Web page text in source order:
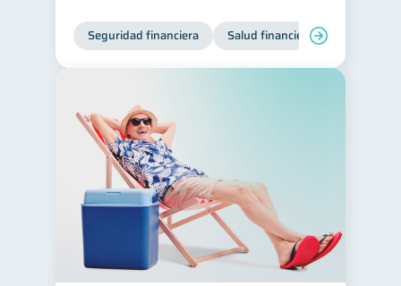
Seguridad financiera Salud financiera